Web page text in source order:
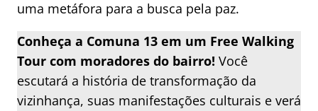
uma metáfora para a busca pela paz.
Conheça a Comuna 13 em um Free Walking
Tour com moradores do bairro! Você
escutará a história de transformação da
vizinhança, suas manifestações culturais e verá